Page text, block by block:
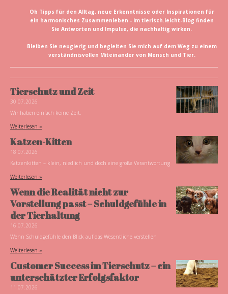
Ob Tipps für den Alltag, neue Erkenntnisse oder Inspirationen für
ein harmonisches Zusammenleben - im tierisch.leicht-Blog finden
Sie Antworten und Impulse, die nachhaltig wirken.
Bleiben Sie neugierig und begleiten Sie mich auf dem Weg zu einem
verständnisvollen Miteinander von Mensch und Tier.
Tierschutz und Zeit
30.07.2026
Wir haben einfach keine Zeit.
Weiterlesen »
Katzen-Kitten
18.07.2026
Katzenkitten – klein, niedlich und doch eine große Verantwortung
Weiterlesen »
Wenn die Realität nicht zur
Vorstellung passt – Schuldgefühle in
der Tierhaltung
16.07.2026
Wenn Schuldgefühle den Blick auf das Wesentliche verstellen
Weiterlesen »
Customer Success im Tierschutz – ein
unterschätzter Erfolgsfaktor
11.07.2026